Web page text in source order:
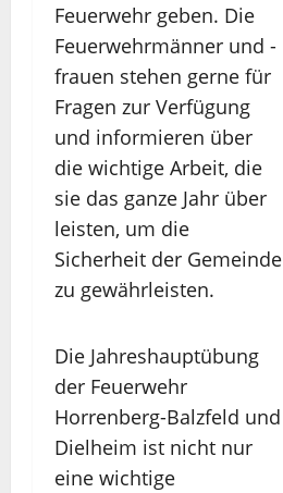
Feuerwehr geben. Die
Feuerwehrmänner und -
frauen stehen gerne für
Fragen zur Verfügung
und informieren über
die wichtige Arbeit, die
sie das ganze Jahr über
leisten, um die
Sicherheit der Gemeinde
zu gewährleisten.
Die Jahreshauptübung
der Feuerwehr
Horrenberg-Balzfeld und
Dielheim ist nicht nur
eine wichtige